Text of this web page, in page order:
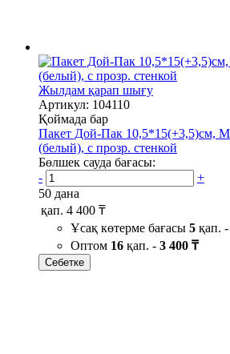
Жылдам қарап шығу
Артикул: 104110
Қоймада бар
Пакет Дой-Пак 10,5*15(+3,5)см,
(белый), с прозр. стенкой
Бөлшек сауда бағасы:
-
+
50 дана
қап. 4 400 ₸
Ұсақ көтерме бағасы 5 қап. -
Оптом 16 қап. - 3 400 ₸
Себетке